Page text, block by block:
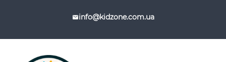
info@kidzone.com.ua